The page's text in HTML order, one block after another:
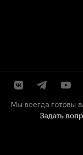
Мы всегда готовы
Задать